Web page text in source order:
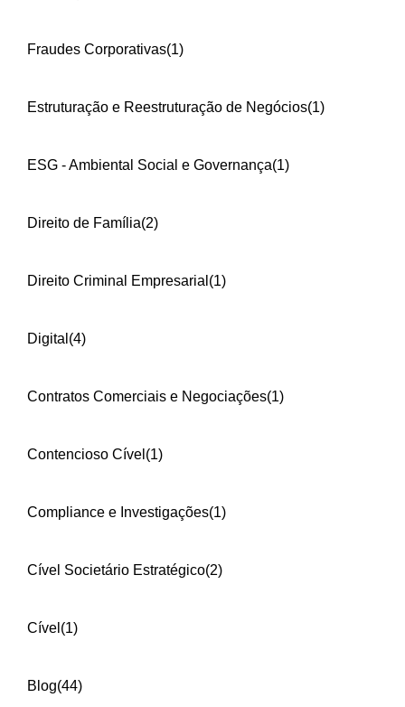
Fraudes Corporativas(1)
Estruturação e Reestruturação de Negócios(1)
ESG - Ambiental Social e Governança(1)
Direito de Família(2)
Direito Criminal Empresarial (1)
Digital (4)
Contratos Comerciais e Negociações(1)
Contencioso Cível (1)
Compliance e Investigações(1)
Cível Societário Estratégico(2)
Cível (1)
Blog(44)